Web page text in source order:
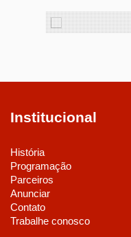
Institucional
História
Programação
Parceiros
Anunciar
Contato
Trabalhe conosco